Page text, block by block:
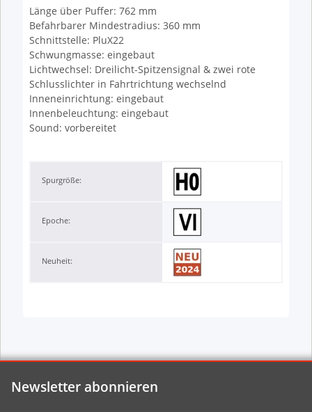
Länge über Puffer: 762 mm
Befahrbarer Mindestradius: 360 mm
Schnittstelle: PluX22
Schwungmasse: eingebaut
Lichtwechsel: Dreilicht-Spitzensignal & zwei rote
Schlusslichter in Fahrtrichtung wechselnd
Inneneinrichtung: eingebaut
Innenbeleuchtung: eingebaut
Sound: vorbereitet
Spurgröße:
Epoche:
Neuheit:
Newsletter abonnieren